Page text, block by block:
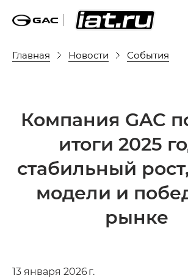
Главная Новости События
Компания GAC
итоги 2025
стабильный
модели и
рынке
13 января 2026 г.